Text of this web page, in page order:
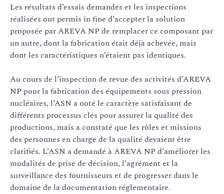
Les résultats d’essais demandés et les inspections
réalisées ont permis in fine d’accepter la solution
proposée par AREVA NP de remplacer ce composant par
un autre, dont la fabrication était déjà achevée, mais
dont les caractéristiques n’étaient pas identiques.
Au cours de l’inspection de revue des activités d’AREVA
NP pour la fabrication des équipements sous pression
nucléaires, l’ASN a noté le caractère satisfaisant de
différents processus clés pour assurer la qualité des
productions, mais a constaté que les rôles et missions
des personnes en charge de la qualité devaient être
clarifiés. L’ASN a demandé à AREVA NP d’améliorer les
modalités de prise de décision, l’agrément et la
surveillance des fournisseurs et de progresser dans le
domaine de la documentation réglementaire.